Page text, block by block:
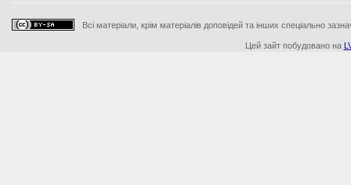
Всі матеріали, крім матеріалів доповідей та інших спеціально
Цей зайт побудовано на